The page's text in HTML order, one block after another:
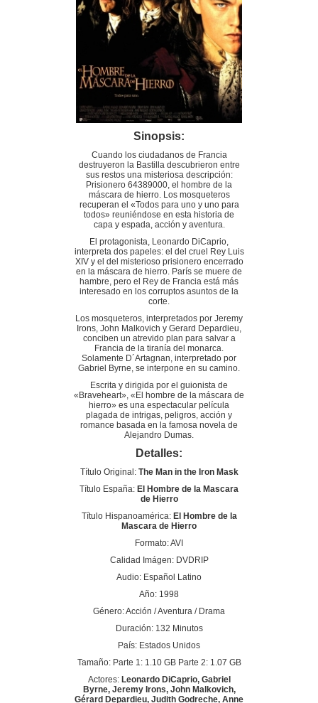
Sinopsis:
Cuando los ciudadanos de Francia
destruyeron la Bastilla descubrieron entre
sus restos una misteriosa descripción:
Prisionero 64389000, el hombre de la
máscara de hierro. Los mosqueteros
recuperan el «Todos para uno y uno para
todos» reuniéndose en esta historia de
capa y espada, acción y aventura.
El protagonista, Leonardo DiCaprio,
interpreta dos papeles: el del cruel Rey Luis
XIV y el del misterioso prisionero encerrado
en la máscara de hierro. París se muere de
hambre, pero el Rey de Francia está más
interesado en los corruptos asuntos de la
corte.
Los mosqueteros, interpretados por Jeremy
Irons, John Malkovich y Gerard Depardieu,
conciben un atrevido plan para salvar a
Francia de la tiranía del monarca.
Solamente D´Artagnan, interpretado por
Gabriel Byrne, se interpone en su camino.
Escrita y dirigida por el guionista de
«Braveheart», «El hombre de la máscara de
hierro» es una espectacular película
plagada de intrigas, peligros, acción y
romance basada en la famosa novela de
Alejandro Dumas.
Detalles:
Título Original: The Man in the Iron Mask
Título España: El Hombre de la Mascara
de Hierro
Título Hispanoamérica: El Hombre de la
Mascara de Hierro
Formato: AVI
Calidad Imágen: DVDRIP
Audio: Español Latino
Año: 1998
Género: Acción / Aventura / Drama
Duración: 132 Minutos
País: Estados Unidos
Tamaño: Parte 1: 1.10 GB Parte 2: 1.07 GB
Actores: Leonardo DiCaprio, Gabriel
Byrne, Jeremy Irons, John Malkovich,
Gérard Depardieu, Judith Godreche, Anne